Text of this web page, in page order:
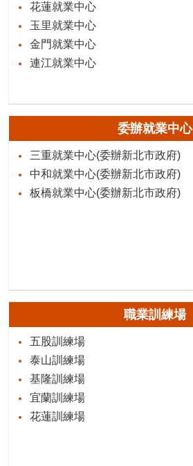
花蓮就業中心
玉里就業中心
金門就業中心
連江就業中心
委辦就業中心
三重就業中心(委辦新北市政府)
中和就業中心(委辦新北市政府)
板橋就業中心(委辦新北市政府)
職業訓練場
五股訓練場
泰山訓練場
基隆訓練場
宜蘭訓練場
花蓮訓練場